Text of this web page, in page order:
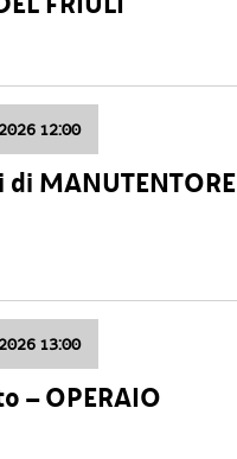
12:00
MANUTENTORE
13:00
– OPERAIO